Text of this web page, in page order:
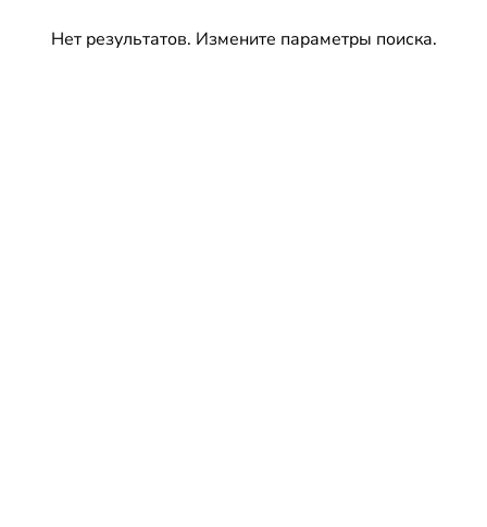
Нет результатов. Измените параметры поиска.